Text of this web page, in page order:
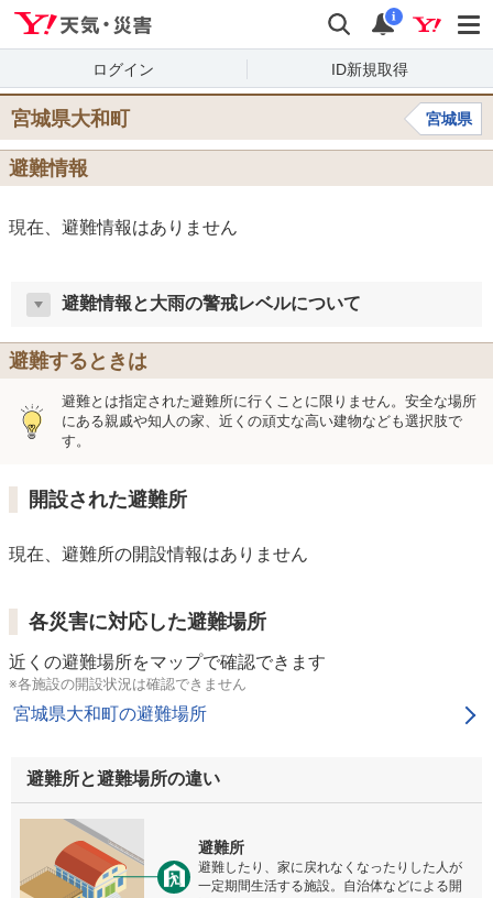
検索 通知
i
ログイン ID新規取得
宮城県大和町 宮城県
避難情報
現在、避難情報はありません
避難情報と大雨の警戒レベルについて
避難するときは
避難とは指定された避難所に行くことに限りません。安全な場所
にある親戚や知人の家、近くの頑丈な高い建物なども選択肢で
す。
開設された避難所
現在、避難所の開設情報はありません
各災害に対応した避難場所
近くの避難場所をマップで確認できます
※各施設の開設状況は確認できません
宮城県大和町の避難場所
避難所と避難場所の違い
避難所
避難したり、家に戻れなくなったりした人が
一定期間生活する施設。自治体などによる開